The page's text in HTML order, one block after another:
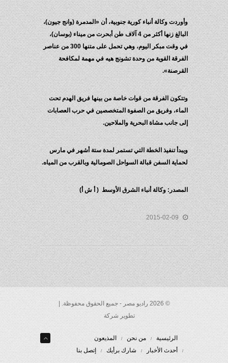
وأوردت وكالة أنباء كورية جنوبية، أن «المدمرة (وانج جيون)،
البالغ زنها أكثر من 4 آلاف طن أبحرت من ميناء (بوسان)،
في وقت مبكر اليوم، وهي تحمل على متنها 300 من عناصر
الفرقة القوية من وحدة تشونج هيه في مهمة لمكافحة
القرصنة».
وتتكون الفرقة من قوات خاصة من بينها فريق الهدم تحت
الماء، وفريق من الصفوة المتخصصين في حرب العصابات
إلى جانب مشاة البحرية والملاحين.
ويبدأ تنفيذ الخطة التي تستمر لمدة ستة أشهر في مارس
لحماية السفن قبالة السواحل الصومالية وبالقرب من المياه.
المصدر: وكالة أنباء الشرق الأوسط ( أ ش أ)
2015-02-09
© 2026 راديو مصر - جميع الحقوق محفوظة. |
تطوير شركة
الرئيسية من نحن
المذيعون
أحدث الأخبار
شارك برأيك إتصل بنا